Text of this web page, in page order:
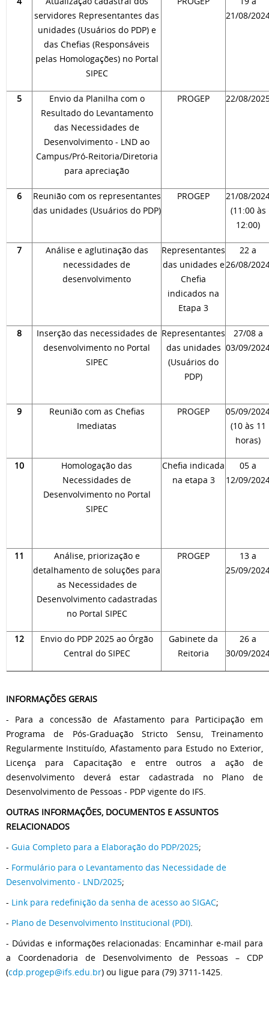
servidores Representantes das
unidades (Usuários do PDP) e
das Chefias (Responsáveis
pelas Homologações) no Portal
SIPEC
21/08/
5
Envio da Planilha com o
Resultado do Levantamento
das Necessidades de
Desenvolvimento - LND ao
Campus/Pró-Reitoria/Diretoria
para apreciação
PROGEP 22/08/
6
Reunião com os representantes
das unidades (Usuários do PDP)
PROGEP
21/08/
(11:00 às
12:00)
7
Análise e aglutinação das
necessidades de
desenvolvimento
Representantes
das unidades e
Chefia
indicados na
Etapa 3
22 a
26/08/
8
Inserção das necessidades de
desenvolvimento no Portal
SIPEC
Representantes
das unidades
(Usuários do
PDP)
27/08 a
03/09/
9
Reunião com as Chefias
Imediatas
PROGEP
05/09/
(10 às 11
horas)
10
Homologação das
Necessidades de
Desenvolvimento no Portal
SIPEC
Chefia indicada
na etapa 3
05 a
12/09/
11
Análise, priorização e
detalhamento de soluções para
as Necessidades de
Desenvolvimento cadastradas
no Portal SIPEC
PROGEP
13 a
25/09/
12
Envio do PDP 2025 ao Órgão
Central do SIPEC
Gabinete da
Reitoria
26 a
30/09/
INFORMAÇÕES GERAIS
- Para a concessão de Afastamento para Participação em
Programa de Pós-Graduação Stricto Sensu, Treinamento
Regularmente Instituído, Afastamento para Estudo no Exterior,
Licença para Capacitação e entre outros a ação de
desenvolvimento deverá estar cadastrada no Plano de
Desenvolvimento de Pessoas - PDP vigente do IFS.
OUTRAS INFORMAÇÕES, DOCUMENTOS E ASSUNTOS
RELACIONADOS
- Guia Completo para a Elaboração do PDP/2025;
- Formulário para o Levantamento das Necessidade de
Desenvolvimento - LND/2025;
- Link para redefinição da senha de acesso ao SIGAC;
- Plano de Desenvolvimento Institucional (PDI).
- Dúvidas e informações relacionadas: Encaminhar e-mail para
a Coordenadoria de Desenvolvimento de Pessoas – CDP
(cdp.progep@ifs.edu.br) ou ligue para (79) 3711-1425.